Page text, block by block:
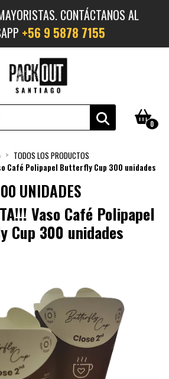
CONTÁCTANOS AL
+56 9 5878 7155
0
TODOS LOS PRODUCTOS
Café Polipapel Butterfly Cup 300 unidades
UNIDADES
Vaso Café Polipapel
Cup 300 unidades